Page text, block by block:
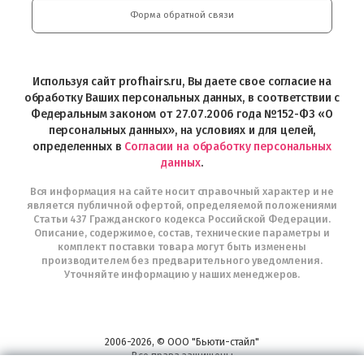
Play
и
Интернет-
Telegram
Форма обратной связи
Используя сайт profhairs.ru, Вы даете свое согласие на
обработку Ваших персональных данных, в соответствии с
Федеральным законом от 27.07.2006 года №152-ФЗ «О
персональных данных», на условиях и для целей,
определенных в Согласии на обработку персональных
данных.
Вся информация на сайте носит справочный характер и не
является публичной офертой, определяемой положениями
Статьи 437 Гражданского кодекса Российской Федерации.
Описание, содержимое, состав, технические параметры и
комплект поставки товара могут быть изменены
производителем без предварительного уведомления.
Уточняйте информацию у наших менеджеров.
2006-2026, © ООО "Бьюти-стайл"
Все права защищены